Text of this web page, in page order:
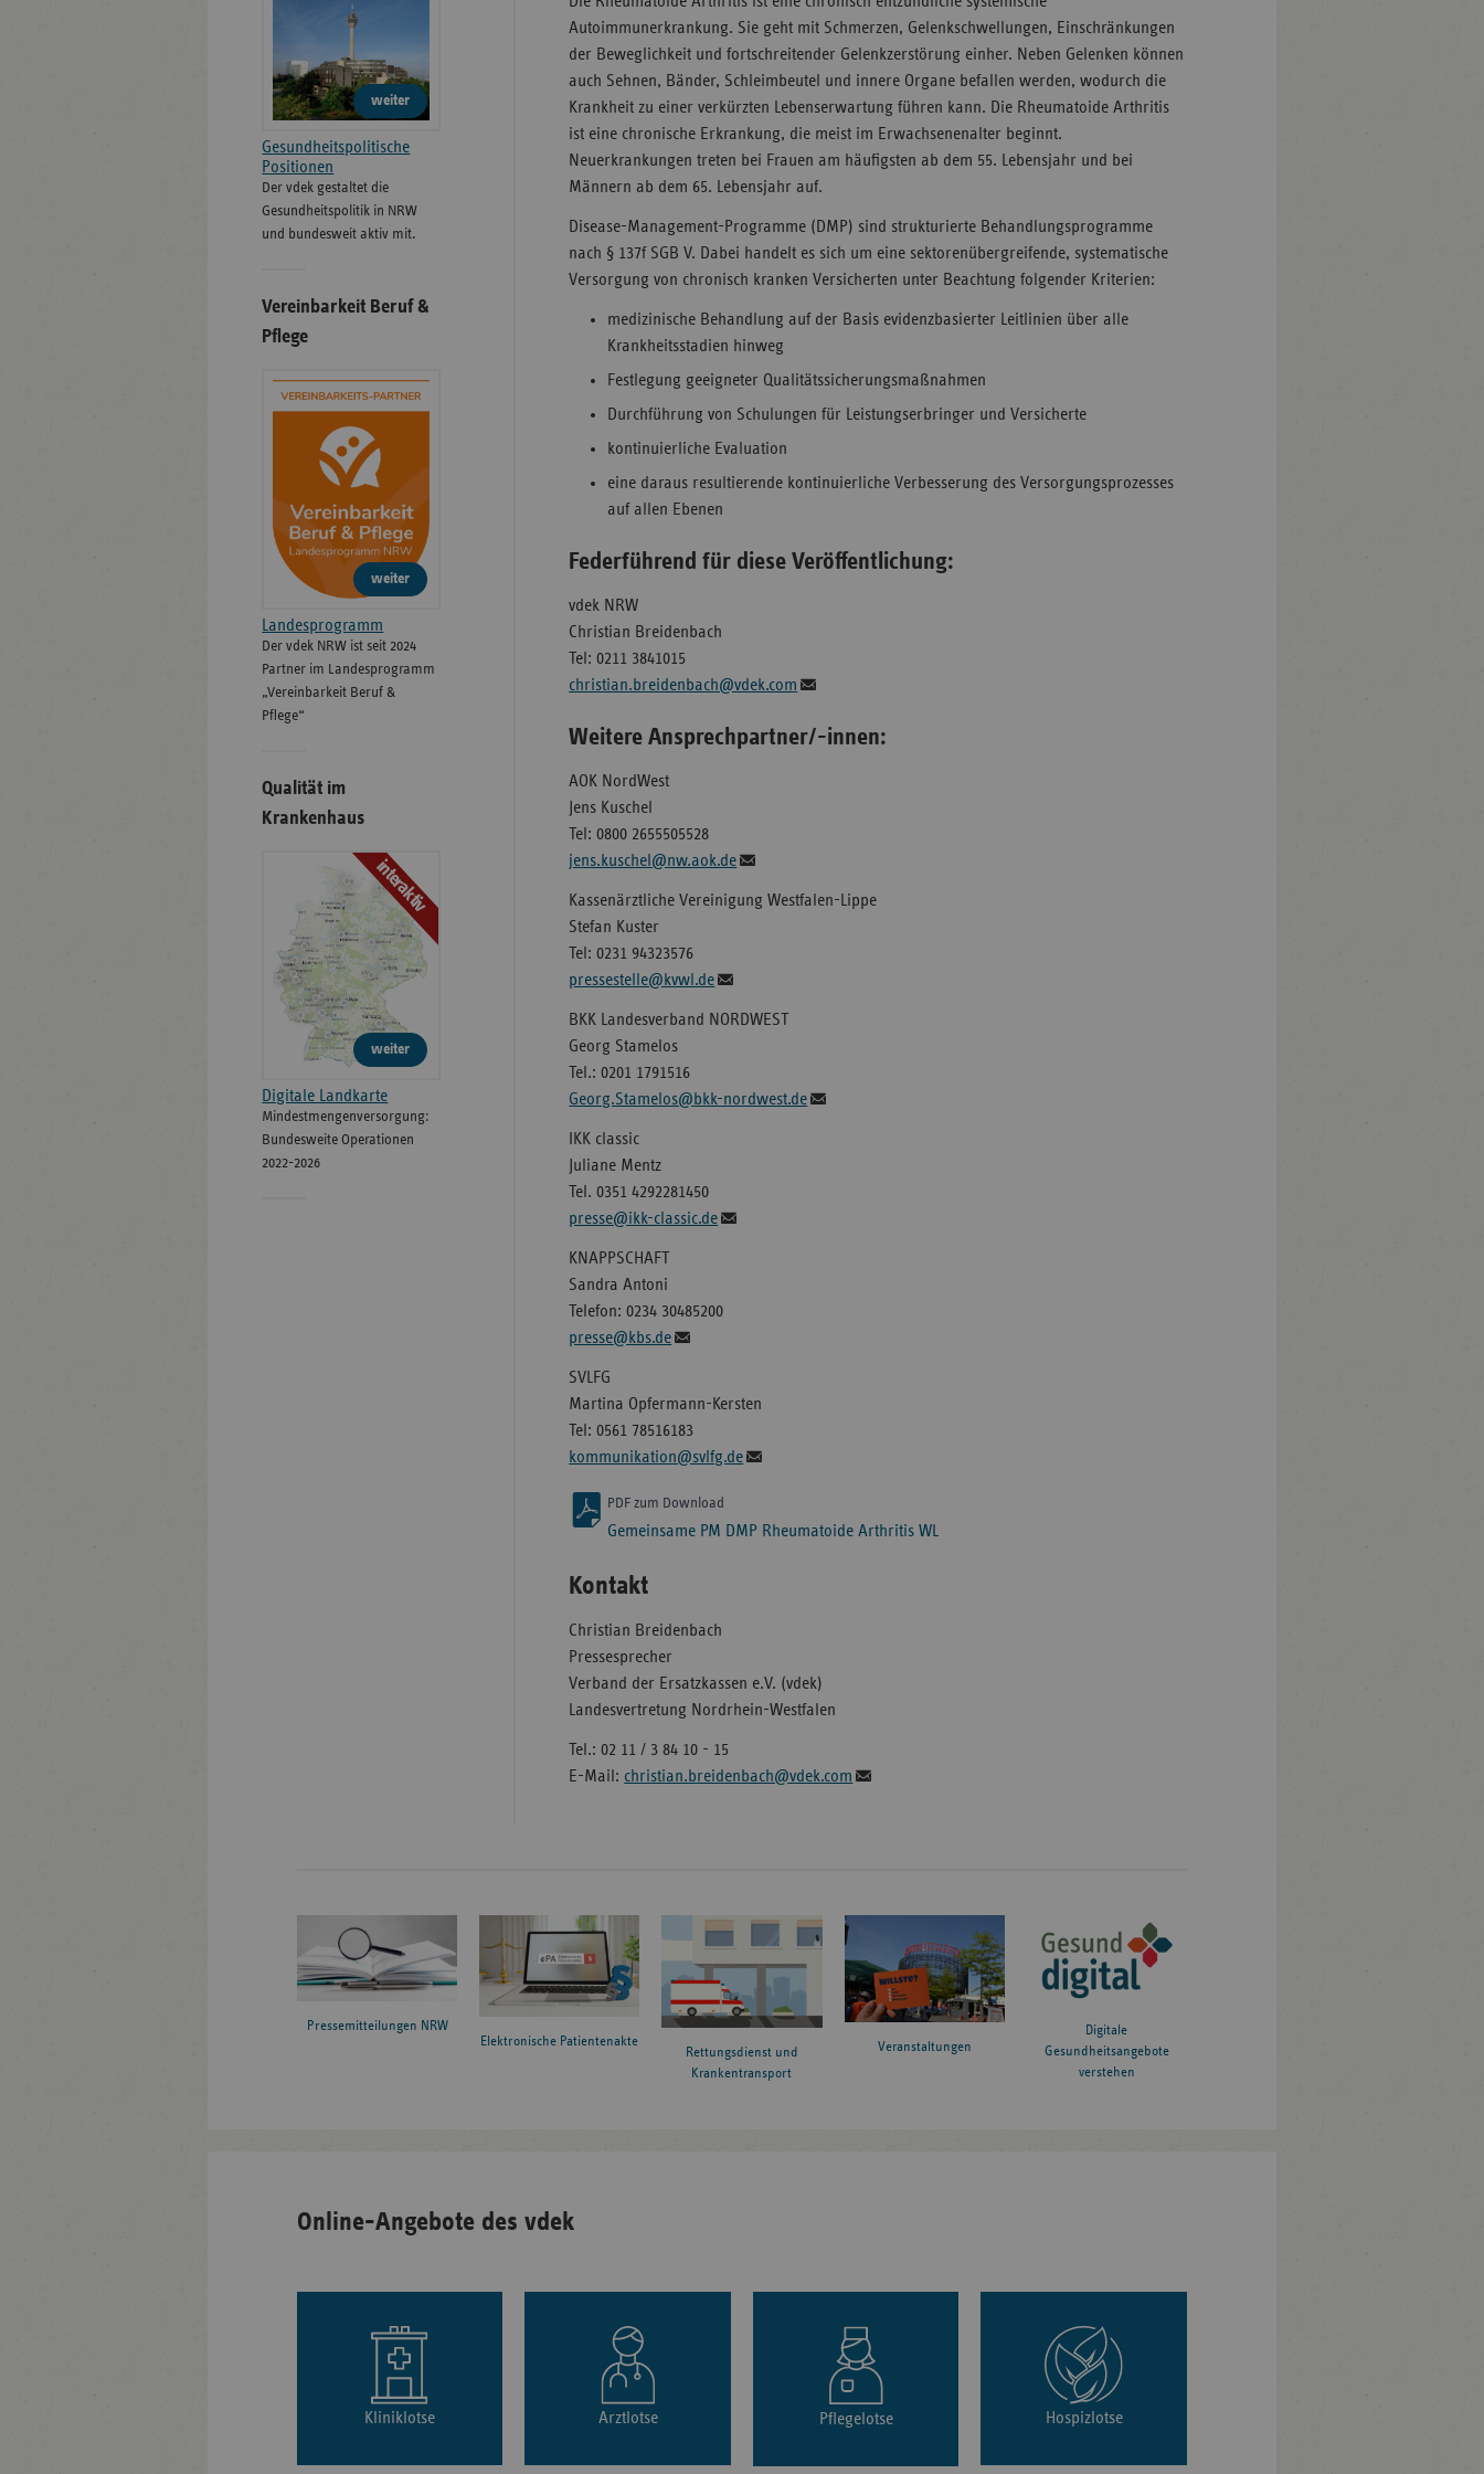
Autoimmunerkrankung. Sie geht mit Schmerzen, Gelenkschwellungen, Einschränkungen
der Beweglichkeit und fortschreitender Gelenkzerstörung einher. Neben Gelenken können
auch Sehnen, Bänder, Schleimbeutel und innere Organe befallen werden, wodurch die
Krankheit zu einer verkürzten Lebenserwartung führen kann. Die Rheumatoide Arthritis
ist eine chronische Erkrankung, die meist im Erwachsenenalter beginnt.
Neuerkrankungen treten bei Frauen am häufigsten ab dem 55. Lebensjahr und bei
Männern ab dem 65. Lebensjahr auf.
Disease-Management-Programme (DMP) sind strukturierte Behandlungsprogramme
nach § 137f SGB V. Dabei handelt es sich um eine sektorenübergreifende, systematische
Versorgung von chronisch kranken Versicherten unter Beachtung folgender Kriterien:
medizinische Behandlung auf der Basis evidenzbasierter Leitlinien über alle
Krankheitsstadien hinweg
Festlegung geeigneter Qualitätssicherungsmaßnahmen
Durchführung von Schulungen für Leistungserbringer und Versicherte
kontinuierliche Evaluation
eine daraus resultierende kontinuierliche Verbesserung des Versorgungsprozesses
auf allen Ebenen
Federführend für diese Veröffentlichung:
vdek NRW
Christian Breidenbach
Tel: 0211 3841015
christian.breidenbach@vdek.com
Weitere Ansprechpartner/-innen:
AOK NordWest
Jens Kuschel
Tel: 0800 2655505528
jens.kuschel@nw.aok.de
Kassenärztliche Vereinigung Westfalen-Lippe
Stefan Kuster
Tel: 0231 94323576
pressestelle@kvwl.de
BKK Landesverband NORDWEST
Georg Stamelos
Tel.: 0201 1791516
Georg.Stamelos@bkk-nordwest.de
IKK classic
Juliane Mentz
Tel. 0351 4292281450
presse@ikk-classic.de
KNAPPSCHAFT
Sandra Antoni
Telefon: 0234 30485200
presse@kbs.de
SVLFG
Martina Opfermann-Kersten
Tel: 0561 78516183
kommunikation@svlfg.de
PDF zum Download
Gemeinsame PM DMP Rheumatoide Arthritis WL
Kontakt
Christian Breidenbach
Pressesprecher
Verband der Ersatzkassen e.V. (vdek)
Landesvertretung Nordrhein-Westfalen
Tel.: 02 11 / 3 84 10 - 15
E-Mail: christian.breidenbach@vdek.com
weiter
Gesundheitspolitische
Positionen
Der vdek gestaltet die
Gesundheitspolitik in NRW
und bundesweit aktiv mit.
Vereinbarkeit Beruf &
Pflege
weiter
Landesprogramm
Der vdek NRW ist seit 2024
Partner im Landesprogramm
„Vereinbarkeit Beruf &
Pflege“
Qualität im
Krankenhaus
interaktiv
weiter
Digitale Landkarte
Mindestmengenversorgung:
Bundesweite Operationen
2022-2026
Pressemitteilungen NRW
Elektronische Patientenakte
Rettungsdienst und
Krankentransport
Veranstaltungen
Digitale
Gesundheitsangebote
verstehen
Online-Angebote des vdek
Kliniklotse Arztlotse Pflegelotse Hospizlotse